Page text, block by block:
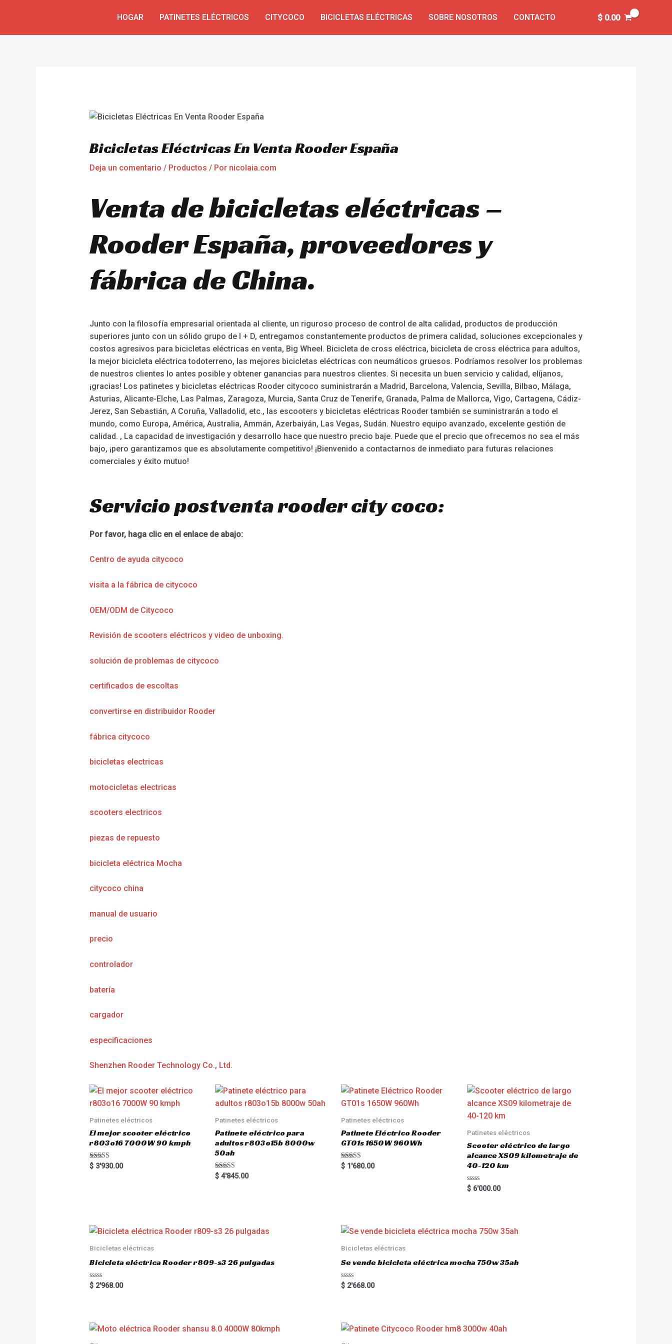
HOGAR PATINETES ELÉCTRICOS CITYCOCO BICICLETAS ELÉCTRICAS SOBRE NOSOTROS CONTACTO $0.00
Bicicletas Eléctricas En Venta Rooder España
Deja un comentario / Productos / Por nicolaia.com
Venta de bicicletas eléctricas –
Rooder España, proveedores y
fábrica de China.
Junto con la filosofía empresarial orientada al cliente, un riguroso proceso de control de alta calidad, productos de producción
superiores junto con un sólido grupo de I + D, entregamos constantemente productos de primera calidad, soluciones excepcionales y
costos agresivos para bicicletas eléctricas en venta, Big Wheel. Bicicleta de cross eléctrica, bicicleta de cross eléctrica para adultos,
la mejor bicicleta eléctrica todoterreno, las mejores bicicletas eléctricas con neumáticos gruesos. Podríamos resolver los problemas
de nuestros clientes lo antes posible y obtener ganancias para nuestros clientes. Si necesita un buen servicio y calidad, elíjanos,
¡gracias! Los patinetes y bicicletas eléctricas Rooder citycoco suministrarán a Madrid, Barcelona, Valencia, Sevilla, Bilbao, Málaga,
Asturias, Alicante-Elche, Las Palmas, Zaragoza, Murcia, Santa Cruz de Tenerife, Granada, Palma de Mallorca, Vigo, Cartagena, Cádiz-
Jerez, San Sebastián, A Coruña, Valladolid, etc., las escooters y bicicletas eléctricas Rooder también se suministrarán a todo el
mundo, como Europa, América, Australia, Ammán, Azerbaiyán, Las Vegas, Sudán. Nuestro equipo avanzado, excelente gestión de
calidad. , La capacidad de investigación y desarrollo hace que nuestro precio baje. Puede que el precio que ofrecemos no sea el más
bajo, ¡pero garantizamos que es absolutamente competitivo! ¡Bienvenido a contactarnos de inmediato para futuras relaciones
comerciales y éxito mutuo!
Servicio postventa rooder city coco:
Por favor, haga clic en el enlace de abajo:
Centro de ayuda citycoco
visita a la fábrica de citycoco
OEM/ODM de Citycoco
Revisión de scooters eléctricos y video de unboxing.
solución de problemas de citycoco
certificados de escoltas
convertirse en distribuidor Rooder
fábrica citycoco
bicicletas electricas
motocicletas electricas
scooters electricos
piezas de repuesto
bicicleta eléctrica Mocha
citycoco china
manual de usuario
precio
controlador
batería
cargador
especificaciones
Shenzhen Rooder Technology Co., Ltd.
Patinetes eléctricos
El mejor scooter eléctrico
r803o16 7000W 90 kmph
Rated
5.00
$3'930.00
Patinetes eléctricos
Patinete eléctrico para
adultos r803o15b 8000w
50ah
Rated
5.00
$ 4'845.00
Patinetes eléctricos
Patinete Eléctrico Rooder
GT01s 1650W 960Wh
Rated
5.00
$ 1'680.00
Patinetes eléctricos
Scooter eléctrico de largo
alcance XS09 kilometraje de
40-120 km
R
a
o
u
5
$6'000.00
Bicicletas eléctricas
Bicicleta eléctrica Rooder r809-s3 26 pulgadas
R
a
o
u
$2'968.00
Bicicletas eléctricas
Se vende bicicleta eléctrica mocha 750w 35ah
R
a
o
u
$ 2'668.00